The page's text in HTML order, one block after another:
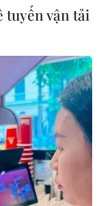
tuyến vận tải